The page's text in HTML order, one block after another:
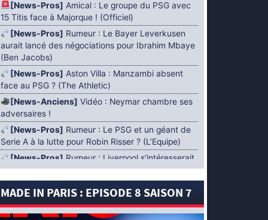
[News-Pros] Amical : Le groupe du PSG avec
15 Titis face à Majorque ! (Officiel)
[News-Pros] Rumeur : Le Bayer Leverkusen
aurait lancé des négociations pour Ibrahim Mbaye
(Ben Jacobs)
[News-Pros] Aston Villa : Manzambi absent
face au PSG ? (The Athletic)
[News-Anciens] Vidéo : Neymar chambre ses
adversaires !
[News-Pros] Rumeur : Le PSG et un géant de
Serie A à la lutte pour Robin Risser ? (L’Equipe)
[News-Pros] Rumeur : Liverpool s’intéresserait
à Ibrahim Mbaye en plus de Bradley Barcola
(Fabrizio Romano)
[News-Pros]Rumeur : Accord contractuel
trouvé entre le PSG et Mika Godts (Fabrizio
MADE IN PARIS : EPISODE 8 SAISON 7